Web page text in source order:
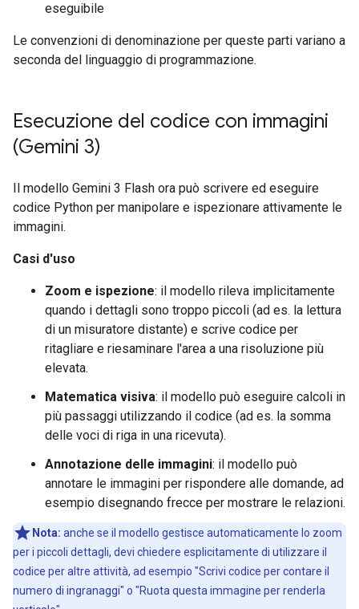
eseguibile
Le convenzioni di denominazione per queste parti variano a
seconda del linguaggio di programmazione.
Esecuzione del codice con immagini
(Gemini 3)
Il modello Gemini 3 Flash ora può scrivere ed eseguire
codice Python per manipolare e ispezionare attivamente le
immagini.
Casi d'uso
Zoom e ispezione: il modello rileva implicitamente
quando i dettagli sono troppo piccoli (ad es. la lettura
di un misuratore distante) e scrive codice per
ritagliare e riesaminare l'area a una risoluzione più
elevata.
Matematica visiva: il modello può eseguire calcoli in
più passaggi utilizzando il codice (ad es. la somma
delle voci di riga in una ricevuta).
Annotazione delle immagini: il modello può
annotare le immagini per rispondere alle domande, ad
esempio disegnando frecce per mostrare le relazioni.
Nota: anche se il modello gestisce automaticamente lo zoom
per i piccoli dettagli, devi chiedere esplicitamente di utilizzare il
codice per altre attività, ad esempio "Scrivi codice per contare il
numero di ingranaggi" o "Ruota questa immagine per renderla